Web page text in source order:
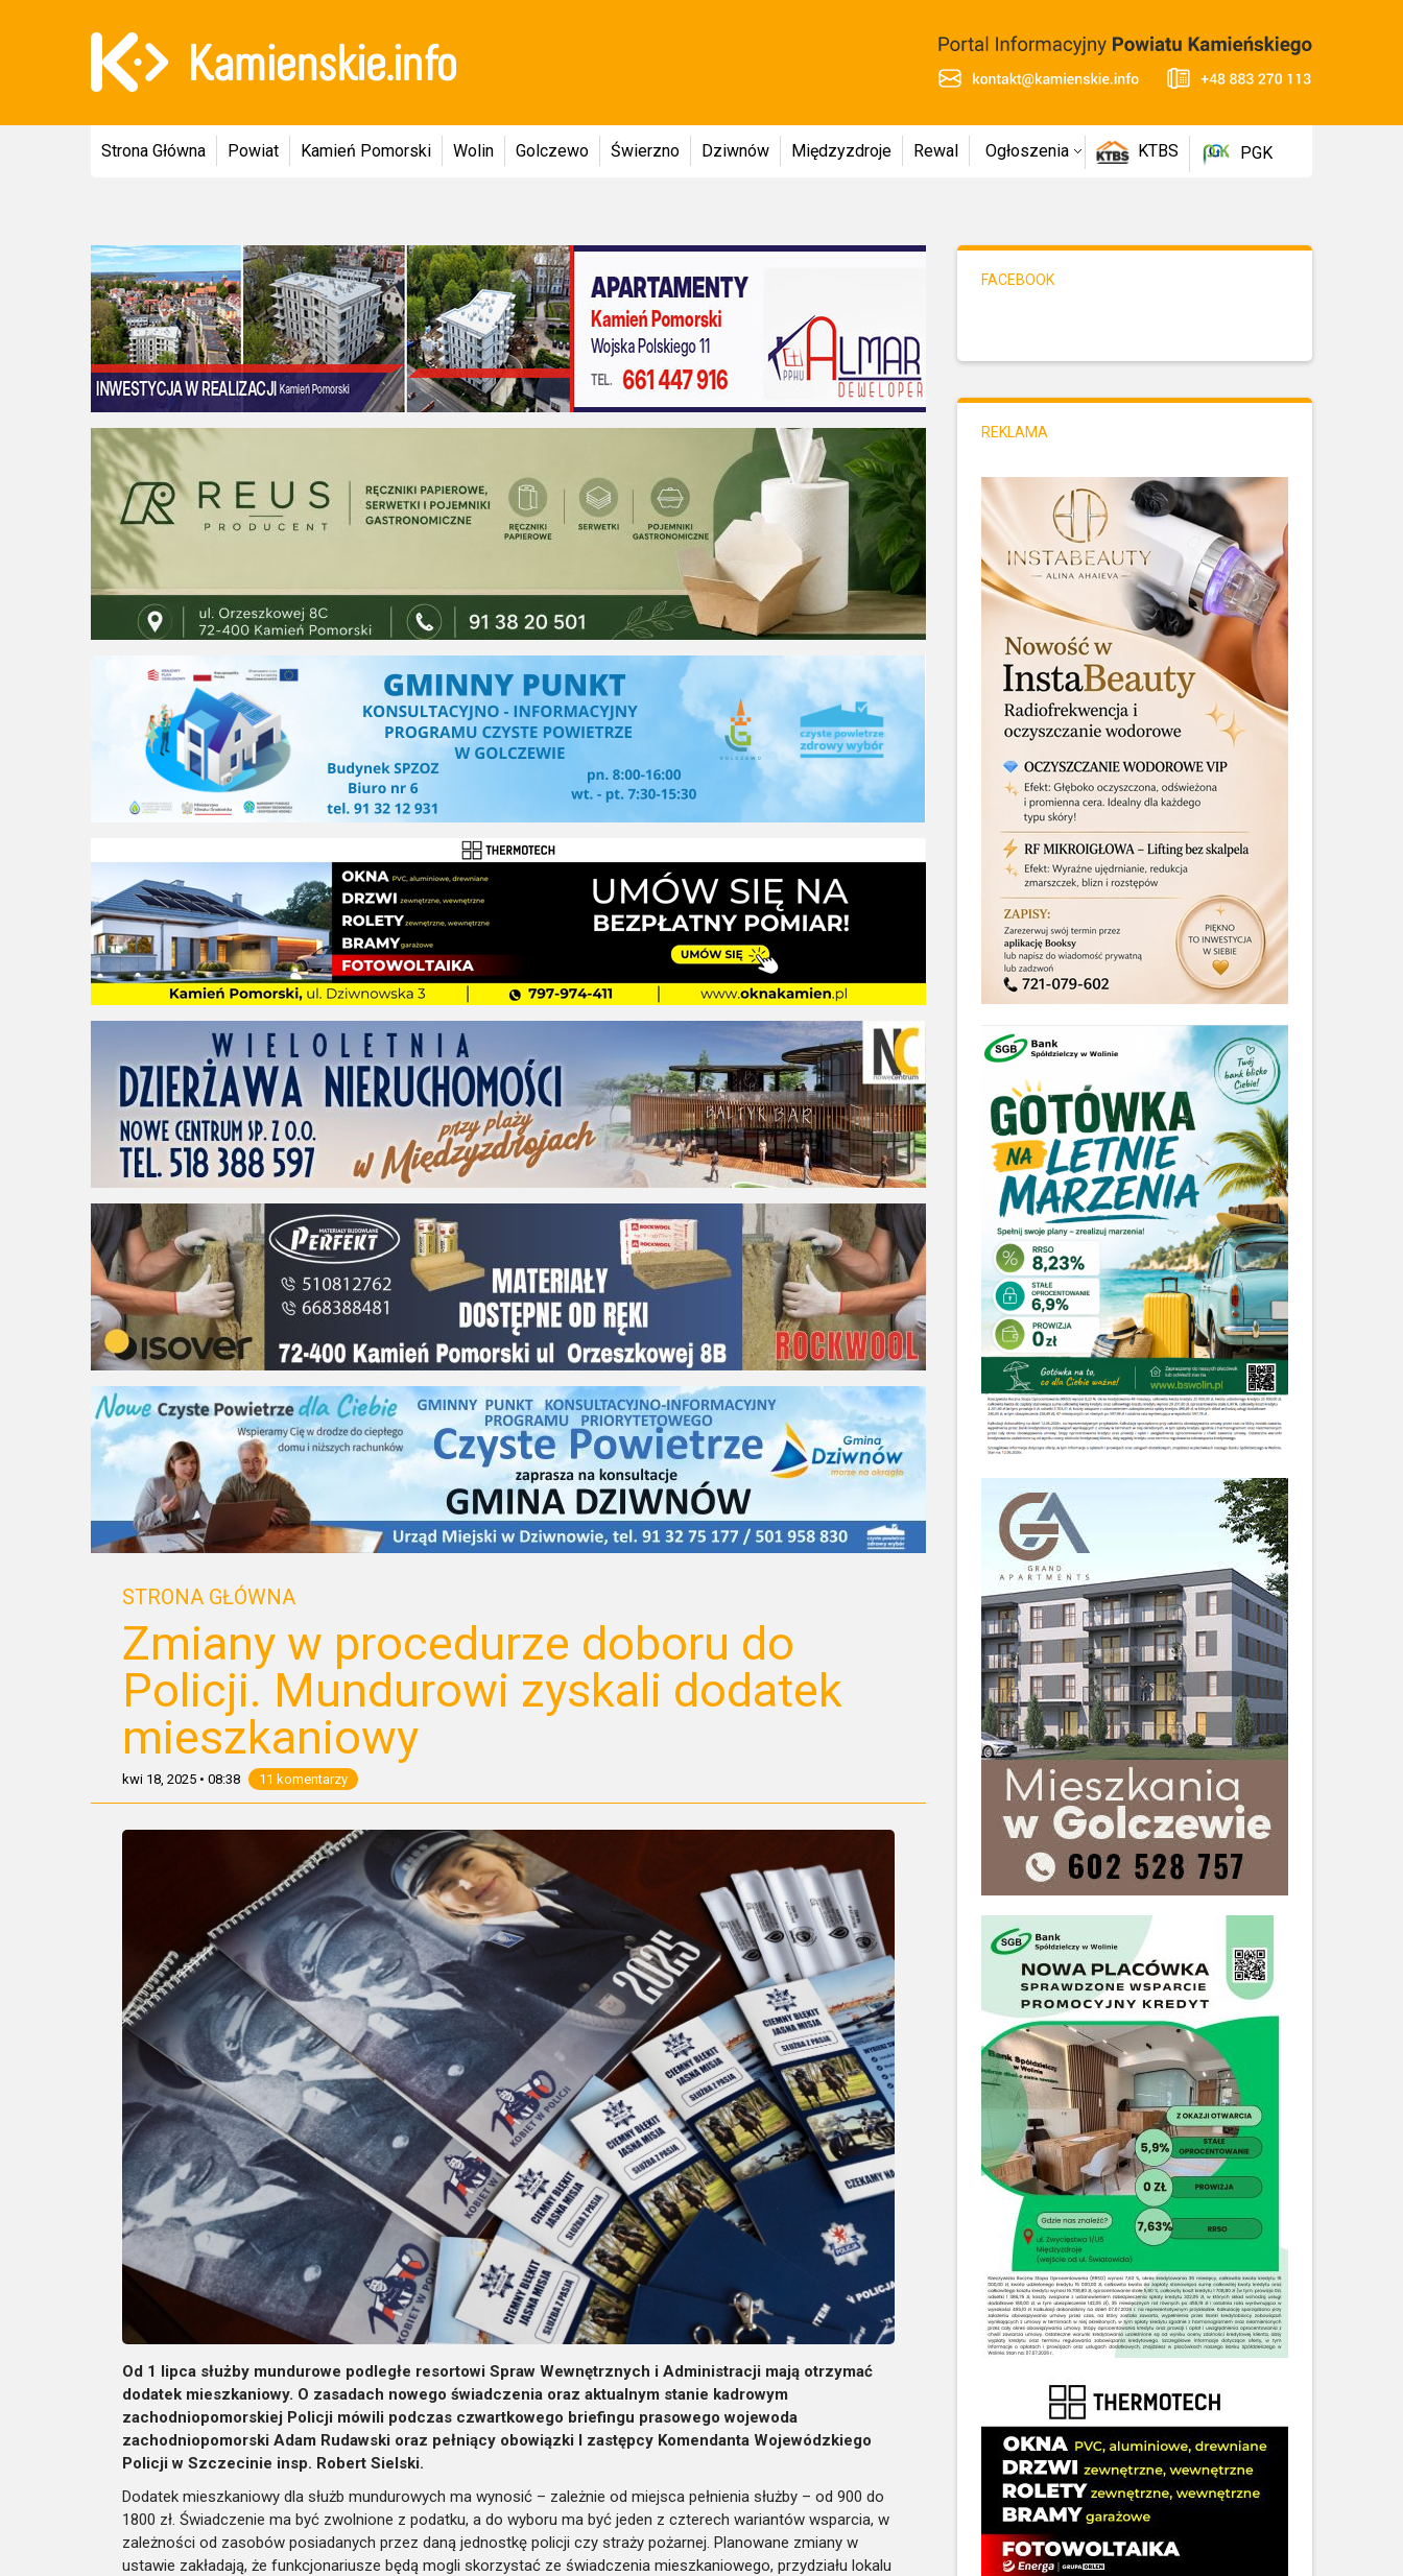
Strona Główna Powiat Kamień Pomorski Wolin Golczewo Świerzno Dziwnów Międzyzdroje Rewal Ogłoszenia KTBS PGK
STRONA GŁÓWNA
Zmiany w procedurze doboru do
Policji. Mundurowi zyskali dodatek
mieszkaniowy
kwi 18, 2025 • 08:38 11 komentarzy
Od 1 lipca służby mundurowe podległe resortowi Spraw Wewnętrznych i Administracji mają otrzymać
dodatek mieszkaniowy. O zasadach nowego świadczenia oraz aktualnym stanie kadrowym
zachodniopomorskiej Policji mówili podczas czwartkowego briefingu prasowego wojewoda
zachodniopomorski Adam Rudawski oraz pełniący obowiązki I zastępcy Komendanta Wojewódzkiego
Policji w Szczecinie insp. Robert Sielski.
Dodatek mieszkaniowy dla służb mundurowych ma wynosić – zależnie od miejsca pełnienia służby – od 900 do
1800 zł. Świadczenie ma być zwolnione z podatku, a do wyboru ma być jeden z czterech wariantów wsparcia, w
zależności od zasobów posiadanych przez daną jednostkę policji czy straży pożarnej. Planowane zmiany w
ustawie zakładają, że funkcjonariusze będą mogli skorzystać ze świadczenia mieszkaniowego, przydziału lokalu
FACEBOOK
REKLAMA